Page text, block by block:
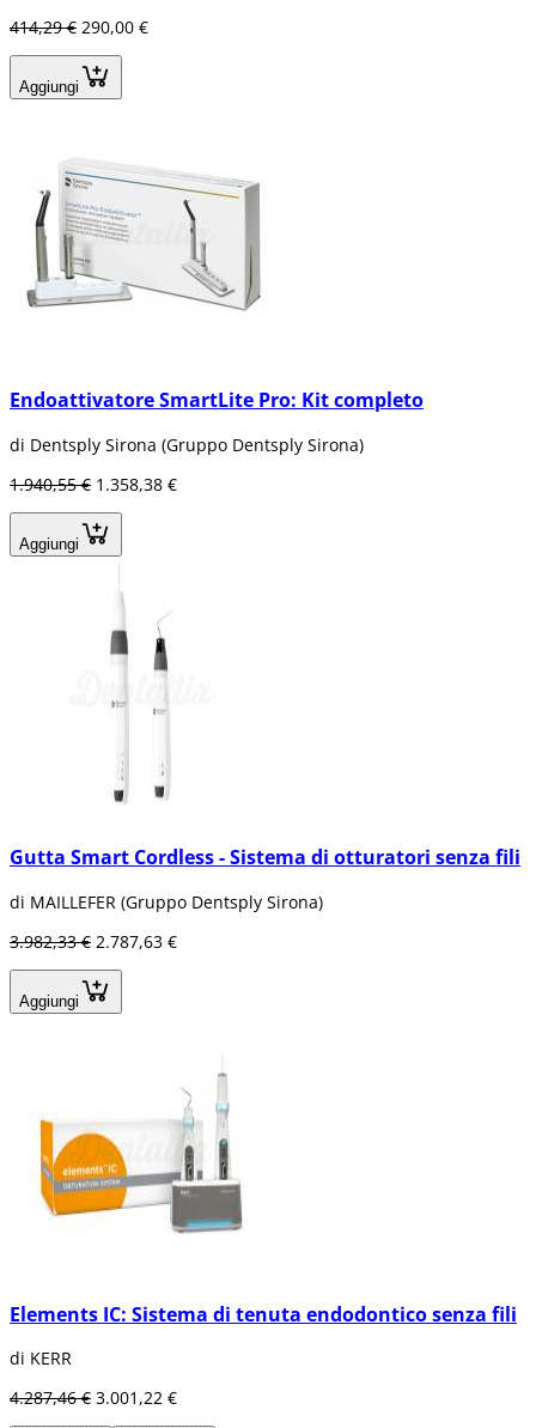
414,29 € 290,00 €
Aggiungi
Endoattivatore SmartLite Pro: Kit completo
di Dentsply Sirona (Gruppo Dentsply Sirona)
1.940,55 € 1.358,38 €
Aggiungi
Gutta Smart Cordless - Sistema di otturatori senza fili
di MAILLEFER (Gruppo Dentsply Sirona)
3.982,33 € 2.787,63 €
Aggiungi
Elements IC: Sistema di tenuta endodontico senza fili
di KERR
4.287,46 € 3.001,22 €